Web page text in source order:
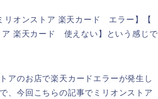
リオンストア 楽天カード エラー】【
楽天カード 使えない】という感じで
アのお店で楽天カードエラーが発生し
、今回こちらの記事でミリオンストア